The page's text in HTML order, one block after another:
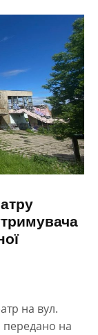
на вул.
передано на